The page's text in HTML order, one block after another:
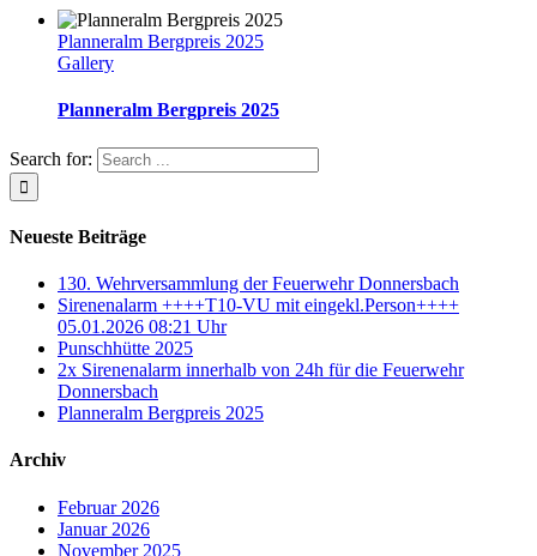
Planneralm Bergpreis 2025
Gallery
Planneralm Bergpreis 2025
Search for:
Neueste Beiträge
130. Wehrversammlung der Feuerwehr Donnersbach
Sirenenalarm ++++T10-VU mit eingekl.Person++++
05.01.2026 08:21 Uhr
Punschhütte 2025
2x Sirenenalarm innerhalb von 24h für die Feuerwehr
Donnersbach
Planneralm Bergpreis 2025
Archiv
Februar 2026
Januar 2026
November 2025